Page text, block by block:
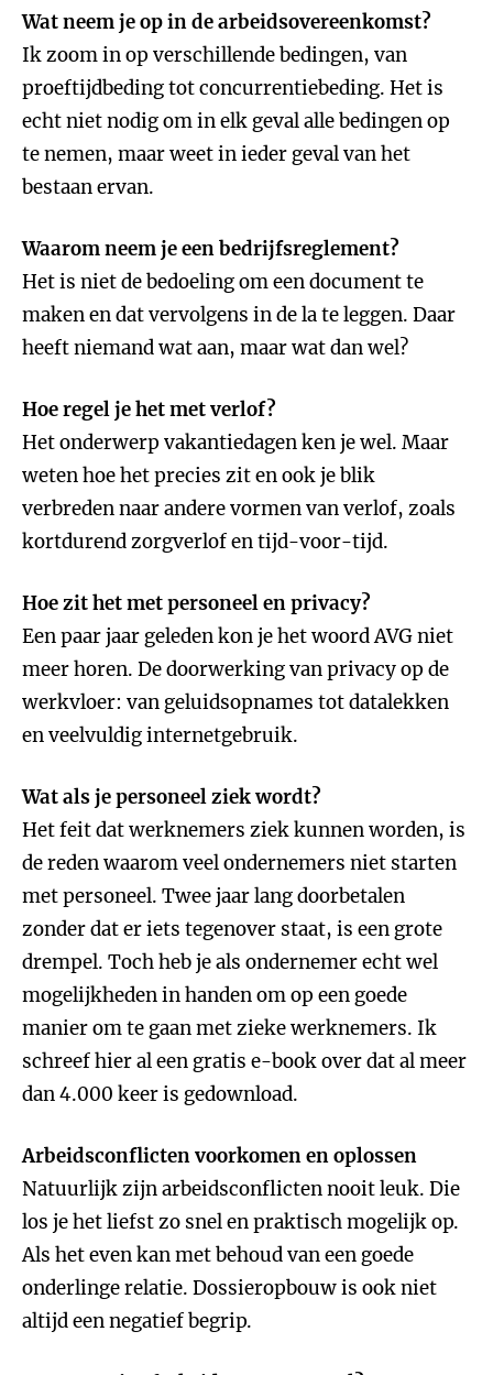
Wat neem je op in de arbeidsovereenkomst?
Ik zoom in op verschillende bedingen, van
proeftijdbeding tot concurrentiebeding. Het is
echt niet nodig om in elk geval alle bedingen op
te nemen, maar weet in ieder geval van het
bestaan ervan.
Waarom neem je een bedrijfsreglement?
Het is niet de bedoeling om een document te
maken en dat vervolgens in de la te leggen. Daar
heeft niemand wat aan, maar wat dan wel?
Hoe regel je het met verlof?
Het onderwerp vakantiedagen ken je wel. Maar
weten hoe het precies zit en ook je blik
verbreden naar andere vormen van verlof, zoals
kortdurend zorgverlof en tijd-voor-tijd.
Hoe zit het met personeel en privacy?
Een paar jaar geleden kon je het woord AVG niet
meer horen. De doorwerking van privacy op de
werkvloer: van geluidsopnames tot datalekken
en veelvuldig internetgebruik.
Wat als je personeel ziek wordt?
Het feit dat werknemers ziek kunnen worden, is
de reden waarom veel ondernemers niet starten
met personeel. Twee jaar lang doorbetalen
zonder dat er iets tegenover staat, is een grote
drempel. Toch heb je als ondernemer echt wel
mogelijkheden in handen om op een goede
manier om te gaan met zieke werknemers. Ik
schreef hier al een gratis e-book over dat al meer
dan 4.000 keer is gedownload.
Arbeidsconflicten voorkomen en oplossen
Natuurlijk zijn arbeidsconflicten nooit leuk. Die
los je het liefst zo snel en praktisch mogelijk op.
Als het even kan met behoud van een goede
onderlinge relatie. Dossieropbouw is ook niet
altijd een negatief begrip.